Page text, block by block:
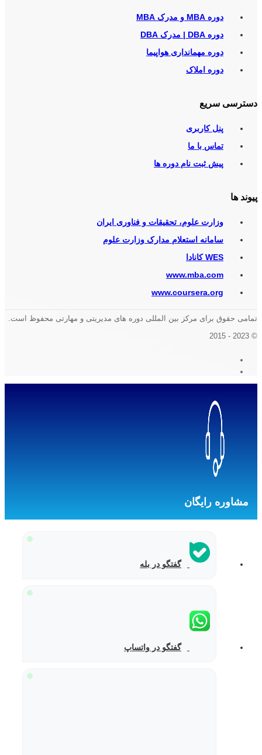
دوره MBA و مدرک MBA
دوره DBA | مدرک DBA
دوره مهمانداری هواپیما
دوره املاک
دسترسی سریع
پنل کاربری
تماس با ما
پیش ثبت نام دوره ها
پیوند ها
وزارت علوم، تحقیقات و فناوری ایران
سامانه استعلام مدارک وزارت علوم
WES کانادا
www.mba.com
www.coursera.org
تمامی حقوق برای مرکز بین المللی دوره های مدیریتی و مهارتی محفوظ است.
© 2023 - 2015
مشاوره رایگان
گفتگو در بله
گفتگو در واتساپ